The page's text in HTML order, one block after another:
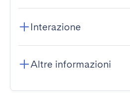
Interazione
Altre informazioni